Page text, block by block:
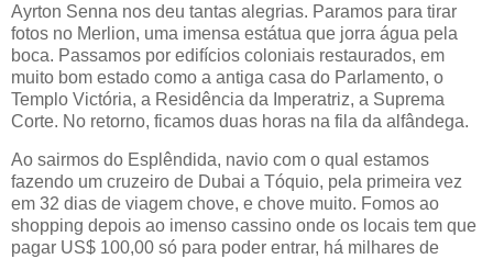
Ayrton Senna nos deu tantas alegrias. Paramos para tirar
fotos no Merlion, uma imensa estátua que jorra água pela
boca. Passamos por edifícios coloniais restaurados, em
muito bom estado como a antiga casa do Parlamento, o
Templo Victória, a Residência da Imperatriz, a Suprema
Corte. No retorno, ficamos duas horas na fila da alfândega.
Ao sairmos do Esplêndida, navio com o qual estamos
fazendo um cruzeiro de Dubai a Tóquio, pela primeira vez
em 32 dias de viagem chove, e chove muito. Fomos ao
shopping depois ao imenso cassino onde os locais tem que
pagar US$ 100,00 só para poder entrar, há milhares de